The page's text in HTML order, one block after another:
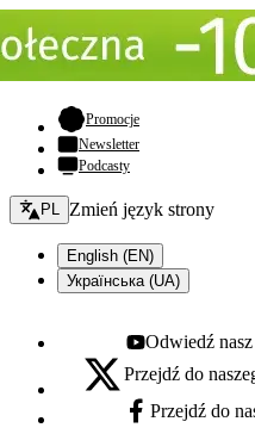
Promocje- otwiera się w
Newsletter
Podcasty
Zmień język - bieżący:
PL Zmień język strony
English (EN)
Українська (UA)
Youtube - otwiera się
Odwiedź
X - otwiera się w nowej karcie
Przejdź do
Facebook - otwiera
Przejdź do